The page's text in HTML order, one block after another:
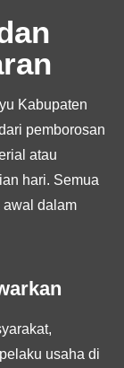
Kabupaten
pemborosan
atau
hari. Semua
awal dalam
usaha di